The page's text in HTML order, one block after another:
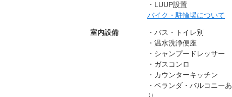
LUUP設置
バイク・駐輪場について
室内設備 バス・トイレ別
温水洗浄便座
シャンプードレッサー
ガスコンロ
カウンターキッチン
ベランダ・バルコニーあ